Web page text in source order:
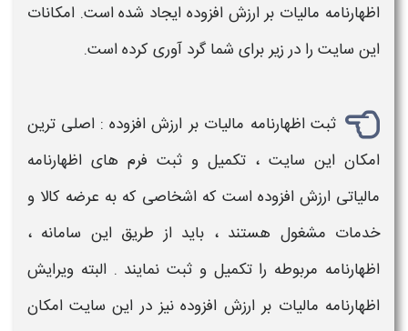
اظهارنامه مالیات بر ارزش افزوده ایجاد شده است. امکانات
این سایت را در زیر برای شما گرد آوری کرده است.
ثبت اظهارنامه مالیات بر ارزش افزوده : اصلی ترین
امکان این سایت ، تکمیل و ثبت فرم های اظهارنامه
مالیاتی ارزش افزوده است که اشخاصی که به عرضه کالا و
خدمات مشغول هستند ، باید از طریق این سامانه ،
اظهارنامه مربوطه را تکمیل و ثبت نمایند . البته ویرایش
اظهارنامه مالیات بر ارزش افزوده نیز در این سایت امکان